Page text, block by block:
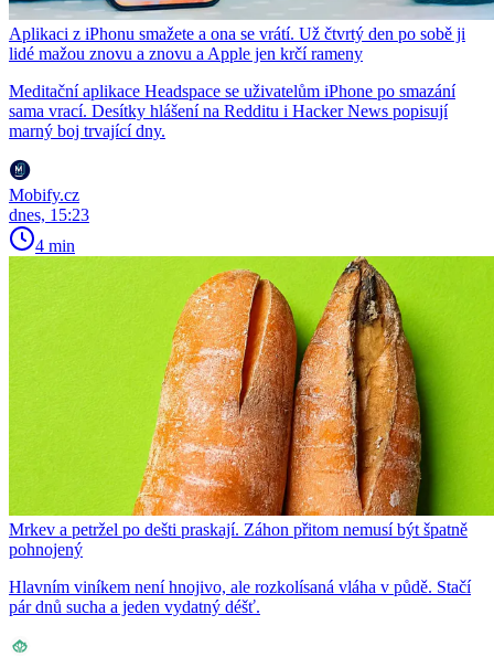
Aplikaci z iPhonu smažete a ona se vrátí. Už čtvrtý den po sobě ji
lidé mažou znovu a znovu a Apple jen krčí rameny
Meditační aplikace Headspace se uživatelům iPhone po smazání
sama vrací. Desítky hlášení na Redditu i Hacker News popisují
marný boj trvající dny.
Mobify.cz
dnes, 15:23
4 min
Mrkev a petržel po dešti praskají. Záhon přitom nemusí být špatně
pohnojený
Hlavním viníkem není hnojivo, ale rozkolísaná vláha v půdě. Stačí
pár dnů sucha a jeden vydatný déšť.